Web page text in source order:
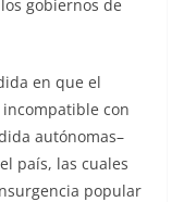
gobiernos de
en que el
con
autónomas–
país, las cuales
popular